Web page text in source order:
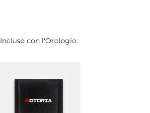
Incluso con l'Orologio: